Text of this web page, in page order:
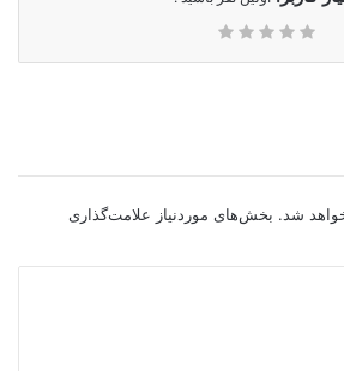
شد. بخش‌های موردنیاز علامت‌گذاری